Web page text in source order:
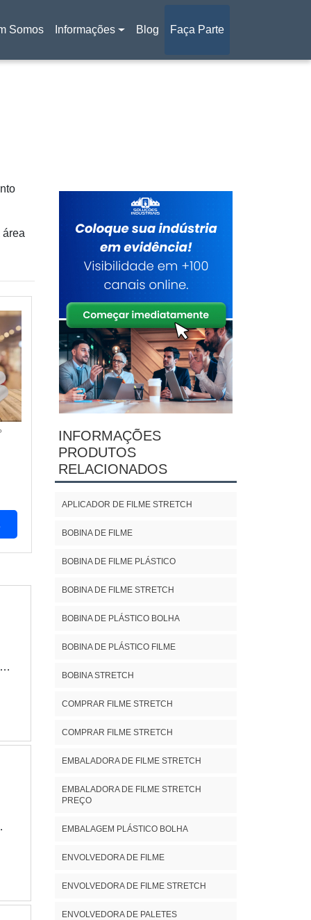
Somos Informações Blog Faça Parte
área
INFORMAÇÕES
PRODUTOS
RELACIONADOS
APLICADOR DE FILME STRETCH
BOBINA DE FILME
BOBINA DE FILME PLÁSTICO
BOBINA DE FILME STRETCH
BOBINA DE PLÁSTICO BOLHA
BOBINA DE PLÁSTICO FILME
BOBINA STRETCH
COMPRAR FILME STRETCH
COMPRAR FILME STRETCH
EMBALADORA DE FILME STRETCH
EMBALADORA DE FILME STRETCH
PREÇO
EMBALAGEM PLÁSTICO BOLHA
ENVOLVEDORA DE FILME
ENVOLVEDORA DE FILME STRETCH
ENVOLVEDORA DE PALETES